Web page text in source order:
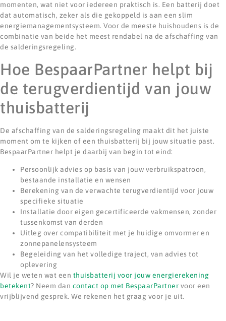
momenten, wat niet voor iedereen praktisch is. Een batterij doet
dat automatisch, zeker als die gekoppeld is aan een slim
energiemanagementsysteem. Voor de meeste huishoudens is de
combinatie van beide het meest rendabel na de afschaffing van
de salderingsregeling.
Hoe BespaarPartner helpt bij
de terugverdientijd van jouw
thuisbatterij
De afschaffing van de salderingsregeling maakt dit het juiste
moment om te kijken of een thuisbatterij bij jouw situatie past.
BespaarPartner helpt je daarbij van begin tot eind:
Persoonlijk advies op basis van jouw verbruikspatroon,
bestaande installatie en wensen
Berekening van de verwachte terugverdientijd voor jouw
specifieke situatie
Installatie door eigen gecertificeerde vakmensen, zonder
tussenkomst van derden
Uitleg over compatibiliteit met je huidige omvormer en
zonnepanelensysteem
Begeleiding van het volledige traject, van advies tot
oplevering
Wil je weten wat een thuisbatterij voor jouw energierekening
betekent? Neem dan contact op met BespaarPartner voor een
vrijblijvend gesprek. We rekenen het graag voor je uit.